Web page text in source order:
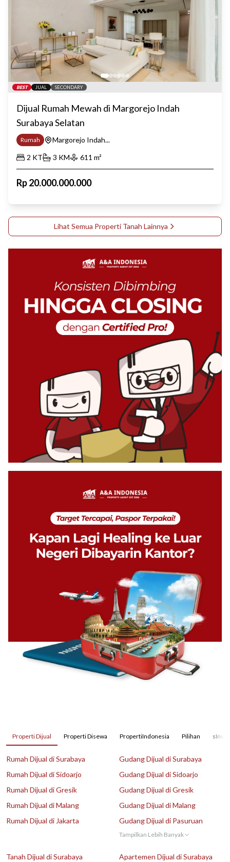
BEST JUAL SECONDARY
Dijual Rumah Mewah di Margorejo Indah
Surabaya Selatan
Rumah
Margorejo Indah...
2 KT 3 KM 611 m²
Rp20.000.000.000
Lihat Semua Properti Tanah Lainnya
Properti Dijual Properti Disewa PropertiIndonesia Pilihan
Rumah Dijual di Surabaya
Rumah Dijual di Sidoarjo
Rumah Dijual di Gresik
Rumah Dijual di Malang
Rumah Dijual di Jakarta
Gudang Dijual di Surabaya
Gudang Dijual di Sidoarjo
Gudang Dijual di Gresik
Gudang Dijual di Malang
Gudang Dijual di Pasuruan
Tampilkan Lebih Banyak
Tanah Dijual di Surabaya
Apartemen Dijual di Surabaya